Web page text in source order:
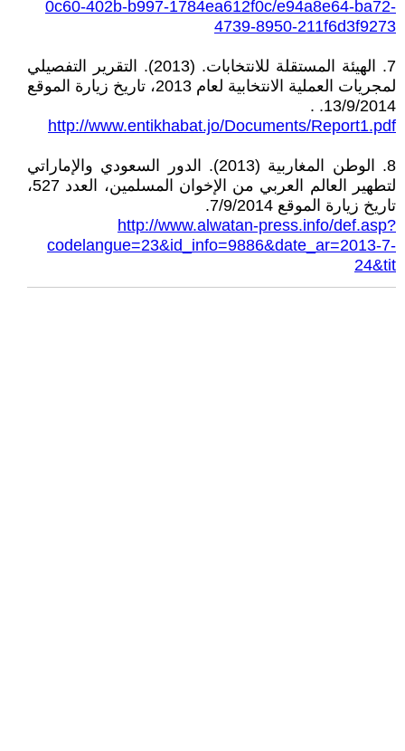
0c60-402b-b997-1784ea612f0c/e94a8e64-ba72-
4739-8950-211f6d3f9273
7. الهيئة المستقلة للانتخابات. (2013). التقرير التفصيلي
لمجريات العملية الانتخابية لعام 2013، تاريخ زيارة الموقع
13/9/2014. .
http://www.entikhabat.jo/Documents/Report1.pdf
8. الوطن المغاربية (2013). الدور السعودي والإماراتي
لتطهير العالم العربي من الإخوان المسلمين، العدد 527،
تاريخ زيارة الموقع 7/9/2014.
http://www.alwatan-press.info/def.asp?
codelangue=23&id_info=9886&date_ar=2013-7-
24&tit